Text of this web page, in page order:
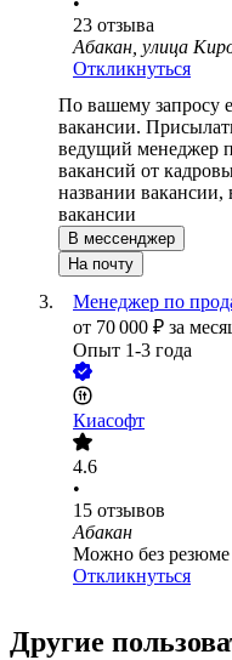
23 отзыва
Абакан, улица
Откликнуться
По вашему запросу
вакансии.
ведущий менеджер
вакансий от
названии
вакансии
В мессенджер
На почту
Менеджер по
от 70 000 ₽ за
Опыт 1-3 года
Киасофт
4.6
•
15 отзывов
Абакан
Можно без резюме
Откликнуться
Другие